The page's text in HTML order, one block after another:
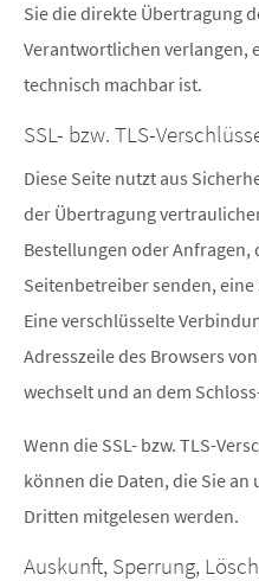
Sie die direkte Übertragung
Verantwortlichen verlangen,
technisch machbar ist.
SSL- bzw. TLS-
Diese Seite nutzt aus
der Übertragung
Bestellungen oder Anfragen,
Seitenbetreiber senden, eine
Eine verschlüsselte
Adresszeile des Browsers
wechselt und an dem
Wenn die SSL- bzw. TLS-
können die Daten, die Sie
Dritten mitgelesen werden.
Auskunft, Sperrung,